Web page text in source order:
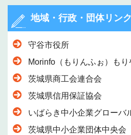
地域・行政・団体リンク
守谷市役所
Morinfo（もりんふぉ）も
茨城県商工会連合会
茨城県信用保証協会
いばらき中小企業グローバ
茨城県中小企業団体中央会